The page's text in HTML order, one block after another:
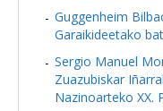
Guggenheim
Garaikideetako
Sergio Manuel
Zuazubiskar
Nazinoarteko XX.